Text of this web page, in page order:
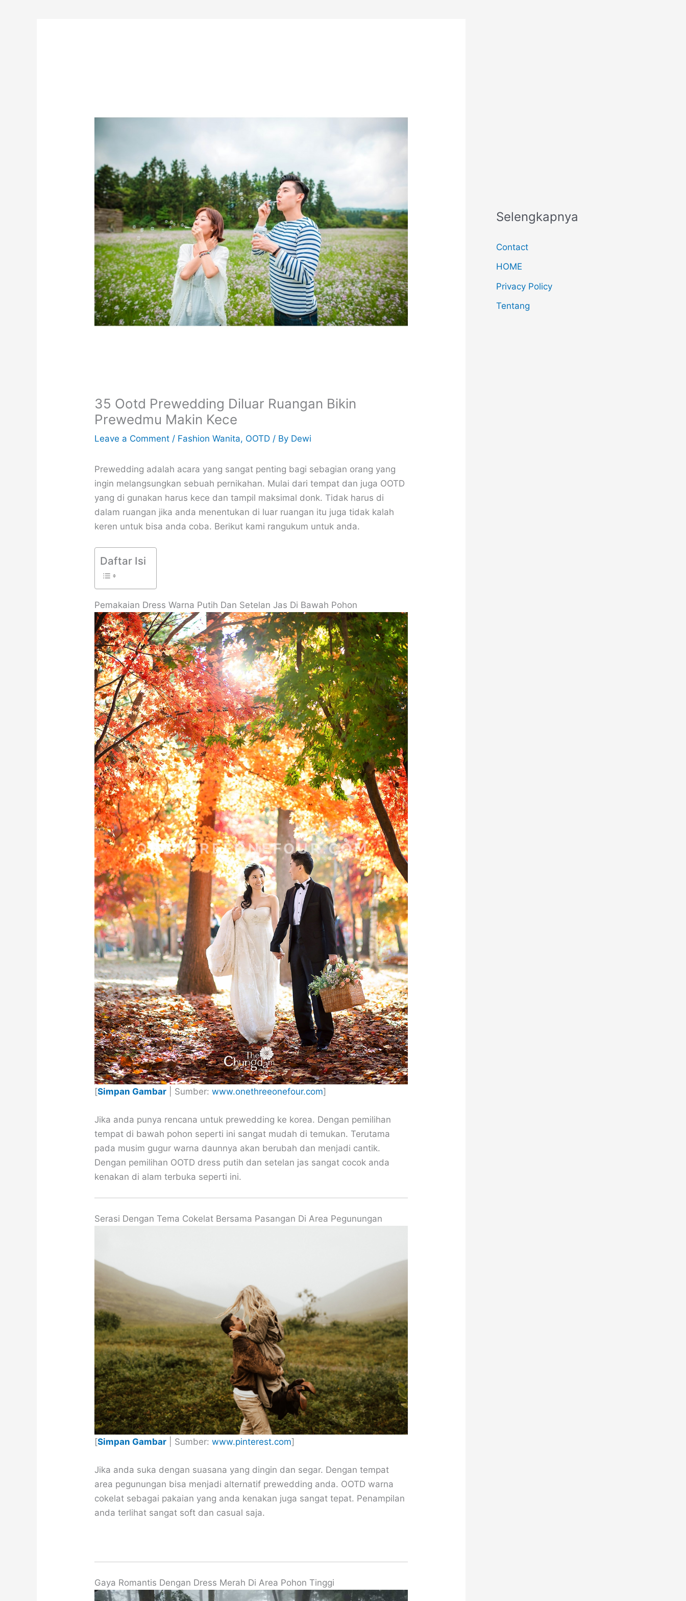
35 Ootd Prewedding Diluar Ruangan Bikin
Prewedmu Makin Kece
Leave a Comment / Fashion Wanita, OOTD / By Dewi
Prewedding adalah acara yang sangat penting bagi sebagian orang yang
ingin melangsungkan sebuah pernikahan. Mulai dari tempat dan juga OOTD
yang di gunakan harus kece dan tampil maksimal donk. Tidak harus di
dalam ruangan jika anda menentukan di luar ruangan itu juga tidak kalah
keren untuk bisa anda coba. Berikut kami rangukum untuk anda.
Daftar Isi
Pemakaian Dress Warna Putih Dan Setelan Jas Di Bawah Pohon
[Simpan Gambar | Sumber:www.onethreeonefour.com]
Jika anda punya rencana untuk prewedding ke korea. Dengan pemilihan
tempat di bawah pohon seperti ini sangat mudah di temukan. Terutama
pada musim gugur warna daunnya akan berubah dan menjadi cantik.
Dengan pemilihan OOTD dress putih dan setelan jas sangat cocok anda
kenakan di alam terbuka seperti ini.
Serasi Dengan Tema Cokelat Bersama Pasangan Di Area Pegunungan
[Simpan Gambar | Sumber:www.pinterest.com]
Jika anda suka dengan suasana yang dingin dan segar. Dengan tempat
area pegunungan bisa menjadi alternatif prewedding anda. OOTD warna
cokelat sebagai pakaian yang anda kenakan juga sangat tepat. Penampilan
anda terlihat sangat soft dan casual saja.
Gaya Romantis Dengan Dress Merah Di Area Pohon Tinggi
Selengkapnya
Contact
HOME
Privacy Policy
Tentang